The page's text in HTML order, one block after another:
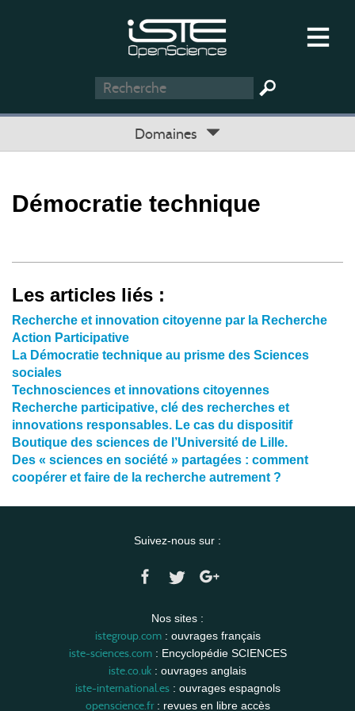
Domaines
Démocratie technique
Les articles liés :
Recherche et innovation citoyenne par la Recherche
Action Participative
La Démocratie technique au prisme des Sciences
sociales
Technosciences et innovations citoyennes
Recherche participative, clé des recherches et
innovations responsables. Le cas du dispositif
Boutique des sciences de l’Université de Lille.
Des « sciences en société » partagées : comment
coopérer et faire de la recherche autrement ?
Suivez-nous sur :
Nos sites :
istegroup.com: ouvrages français
iste-sciences.com: Encyclopédie SCIENCES
iste.co.uk : ouvrages anglais
iste-international.es: ouvrages espagnols
openscience.fr: revues en libre accès